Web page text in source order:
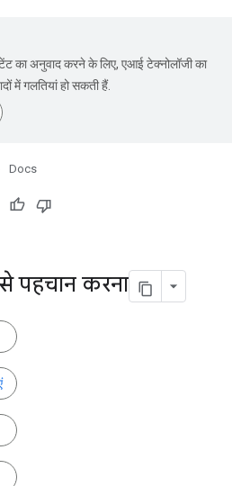
का अनुवाद करने के लिए, एआई टेक्नोलॉजी का
में गलतियां हो सकती हैं.
Docs
से पहचान करना